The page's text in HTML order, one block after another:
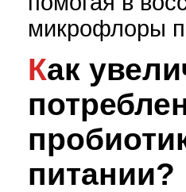
микрофлоры
Как увеличить
питании?